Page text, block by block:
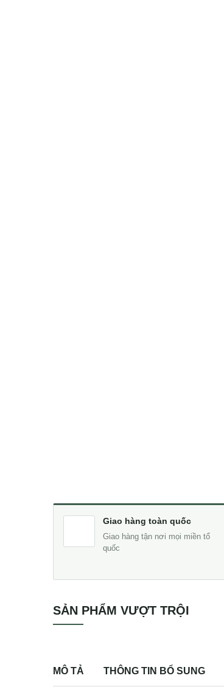
Giao hàng toàn quốc
Giao hàng tận nơi mọi miền tổ
quốc
SẢN PHẨM VƯỢT TRỘI
MÔ TẢ THÔNG TIN BỔ SUNG